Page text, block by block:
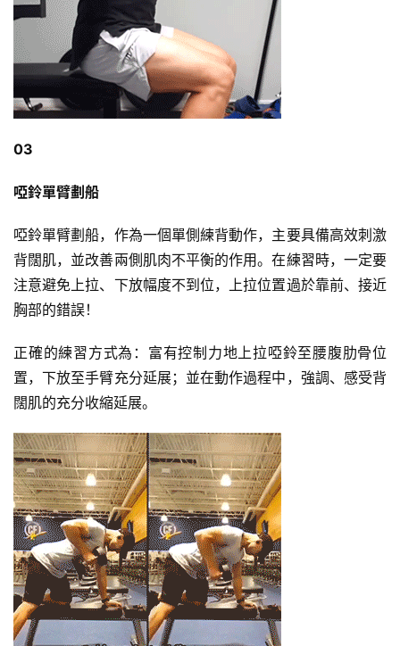
03
啞鈴單臂劃船
啞鈴單臂劃船，作為一個單側練背動作，主要具備高效刺激
背闊肌，並改善兩側肌肉不平衡的作用。在練習時，一定要
注意避免上拉、下放幅度不到位，上拉位置過於靠前、接近
胸部的錯誤！
正確的練習方式為：富有控制力地上拉啞鈴至腰腹肋骨位
置，下放至手臂充分延展；並在動作過程中，強調、感受背
闊肌的充分收縮延展。